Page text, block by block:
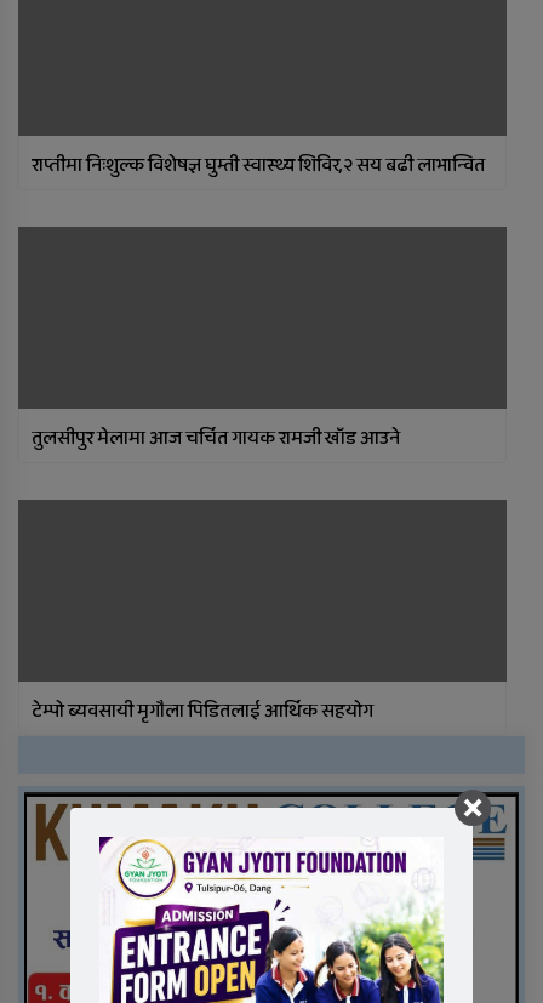
राप्तीमा निःशुल्क विशेषज्ञ घुम्ती स्वास्थ्य शिविर,२ सय बढी लाभान्वित
तुलसीपुर मेलामा आज चर्चित गायक रामजी खाँड आउने
टेम्पो ब्यवसायी मृगौला पिडितलाई आर्थिक सहयोग